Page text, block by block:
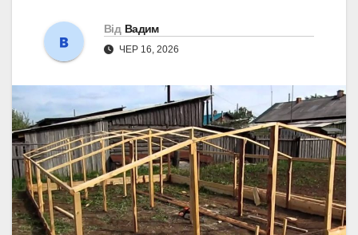
Від Вадим
ЧЕР 16, 2026